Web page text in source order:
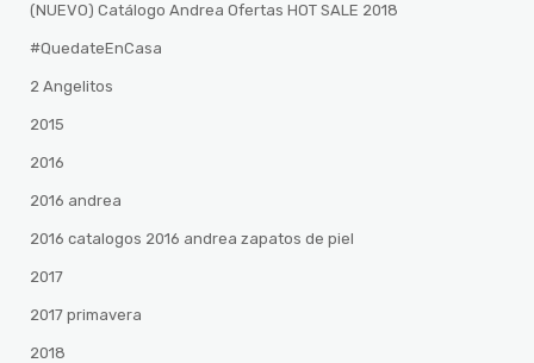
(NUEVO) Catálogo Andrea Ofertas HOT SALE 2018
#QuedateEnCasa
2 Angelitos
2015
2016
2016 andrea
2016 catalogos 2016 andrea zapatos de piel
2017
2017 primavera
2018